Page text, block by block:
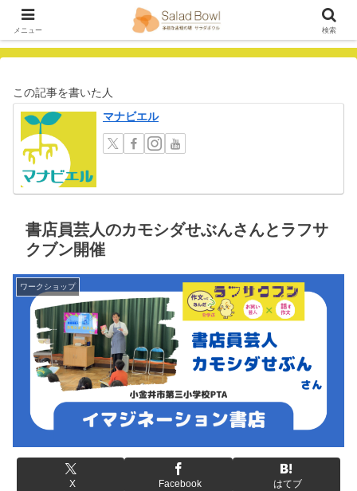
この記事を書いた人
マナビエル
書店員芸人のカモシダせぶんさんとラフサ
クブン開催
ワークショップ
X Facebook はてブ
メニュー 検索